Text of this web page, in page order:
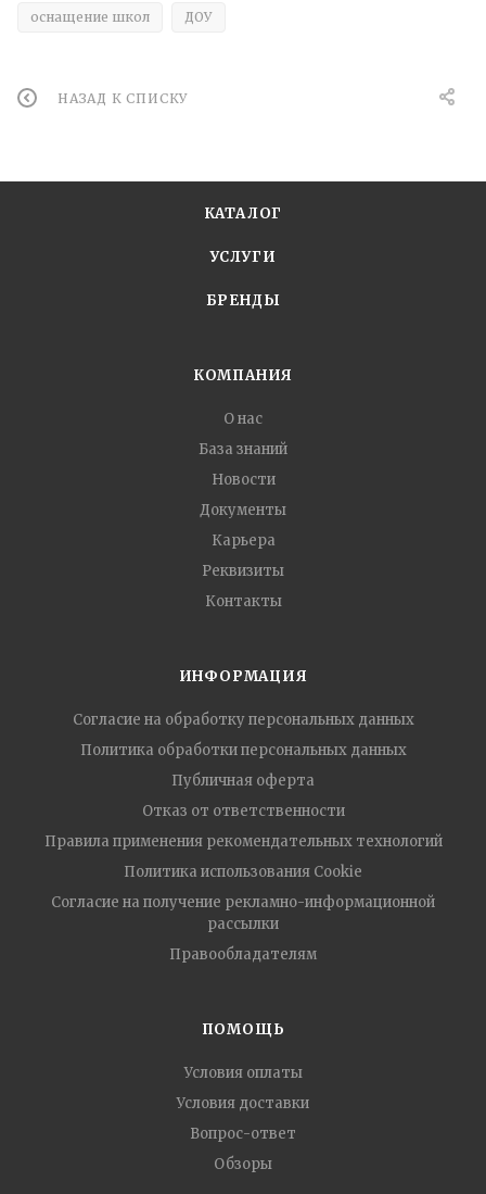
оснащение школ ДОУ
НАЗАД К СПИСКУ
КАТАЛОГ
УСЛУГИ
БРЕНДЫ
КОМПАНИЯ
О нас
База знаний
Новости
Документы
Карьера
Реквизиты
Контакты
ИНФОРМАЦИЯ
Согласие на обработку персональных данных
Политика обработки персональных данных
Публичная оферта
Отказ от ответственности
Правила применения рекомендательных технологий
Политика использования Cookie
Согласие на получение рекламно-информационной
рассылки
Правообладателям
ПОМОЩЬ
Условия оплаты
Условия доставки
Вопрос-ответ
Обзоры